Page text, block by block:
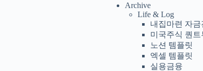
Archive
Life & Log
내집마련 자금
미국주식 퀀트
노션 템플릿
엑셀 템플릿
실용금융